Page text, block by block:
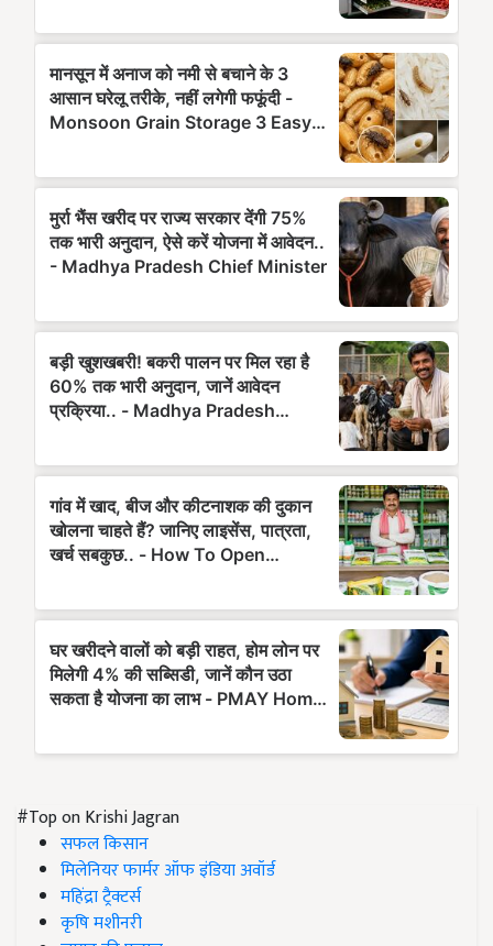
#Top on Krishi Jagran
सफल किसान
मिलेनियर फार्मर ऑफ इंडिया अवॉर्ड
महिंद्रा ट्रैक्टर्स
कृषि मशीनरी